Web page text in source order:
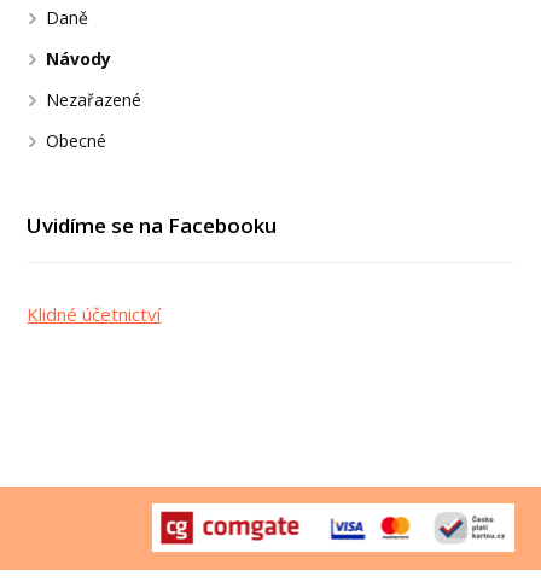
Daně
Návody
Nezařazené
Obecné
Uvidíme se na Facebooku
Klidné účetnictví